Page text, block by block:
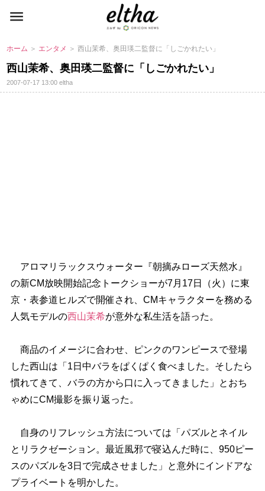
ホーム ＞ エンタメ ＞ 西山茉希、奥田瑛二監督に「しごかれたい」
西山茉希、奥田瑛二監督に「しごかれたい」
2007-07-17 13:00eltha
アロマリラックスウォーター『朝摘みローズ天然水』
の新CM放映開始記念トークショーが7月17日（火）に東
京・表参道ヒルズで開催され、CMキャラクターを務める
人気モデルの西山茉希が意外な私生活を語った。
商品のイメージに合わせ、ピンクのワンピースで登場
した西山は「1日中バラをぱくぱく食べました。そしたら
慣れてきて、バラの方から口に入ってきました」とおち
ゃめにCM撮影を振り返った。
自身のリフレッシュ方法については「パズルとネイル
とリラクゼーション。最近風邪で寝込んだ時に、950ピー
スのパズルを3日で完成させました」と意外にインドアな
プライベートを明かした。